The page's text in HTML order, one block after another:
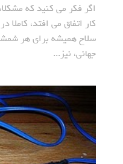
اگر فکر می کنید که
کار اتفاق می افتد، کاملا
سلاح همیشه برای هر
جهانی، نیز...